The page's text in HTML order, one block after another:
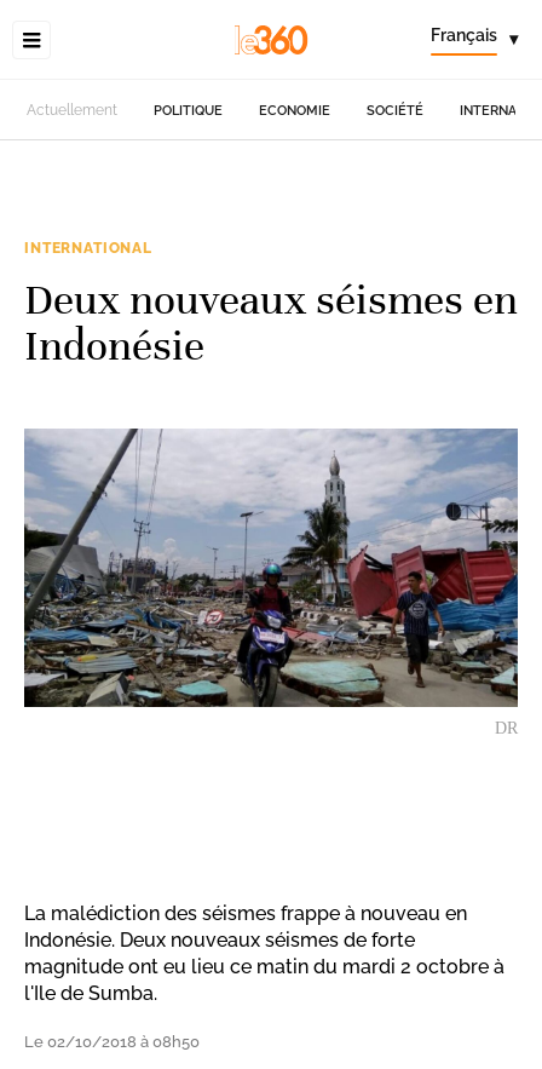
Français ▾
Actuellement POLITIQUE ECONOMIE SOCIÉTÉ
INTERNATIONAL
Deux nouveaux séismes en
Indonésie
DR
La malédiction des séismes frappe à nouveau en
Indonésie. Deux nouveaux séismes de forte
magnitude ont eu lieu ce matin du mardi 2 octobre à
l'Ile de Sumba.
Le 02/10/2018 à 08h50